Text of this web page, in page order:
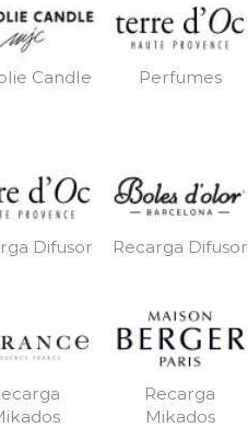
Candle Perfumes
Difusor Recarga Difusor
Recarga
Mikados